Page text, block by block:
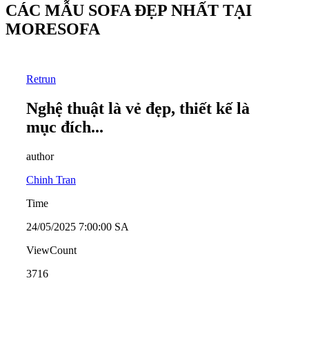
CÁC MẪU SOFA ĐẸP NHẤT TẠI
MORESOFA
Retrun
Nghệ thuật là vẻ đẹp, thiết kế là
mục đích...
author
Chinh Tran
Time
24/05/2025 7:00:00 SA
ViewCount
3716